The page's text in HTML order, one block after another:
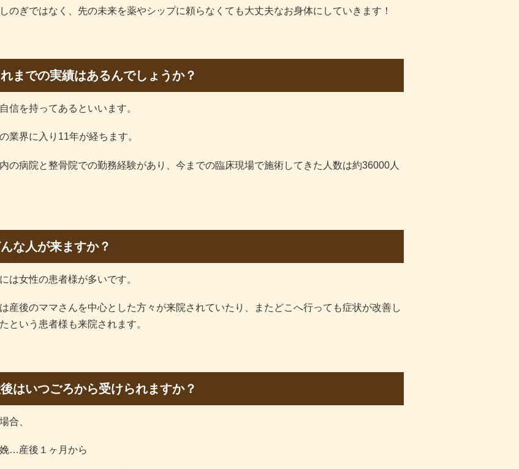
のぎではなく、先の未来を薬やシップに頼らなくても大丈夫なお身体にしていきます！
までの実績はあるんでしょうか？
信を持ってあるといいます。
業界に入り11年が経ちます。
の病院と整骨院での勤務経験があり、今までの臨床現場で施術してきた人数は約36000人
な人が来ますか？
は女性の患者様が多いです。
産後のママさんを中心とした方々が来院されていたり、またどこへ行っても症状が改善し
という患者様も来院されます。
はいつごろから受けられますか？
合、
…産後１ヶ月から